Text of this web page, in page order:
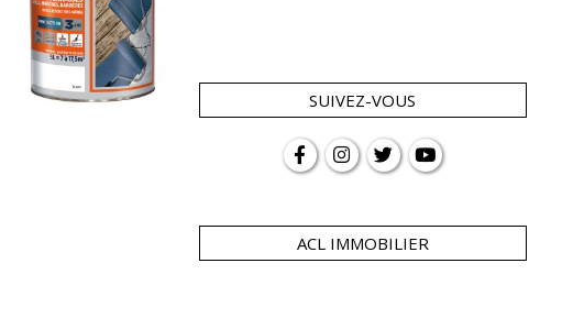
SUIVEZ-VOUS
ACL IMMOBILIER